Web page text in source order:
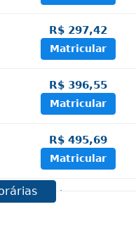
R$ 297,42
Matricular
R$ 396,55
Matricular
R$ 495,69
Matricular
R$ 594,81